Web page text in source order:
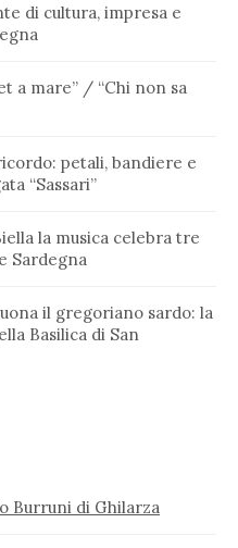
di cultura, impresa e
a mare” / “Chi non sa
petali, bandiere e
“Sassari”
la musica celebra tre
Sardegna
il gregoriano sardo: la
Basilica di San
Burruni di Ghilarza